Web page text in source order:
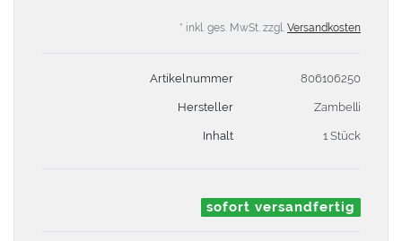
* inkl. ges. MwSt. zzgl. Versandkosten
Artikelnummer 806106250
Hersteller Zambelli
Inhalt 1 Stück
sofort versandfertig